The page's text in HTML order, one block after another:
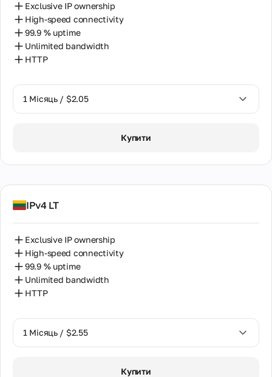
Exclusive IP ownership
High-speed connectivity
99.9 % uptime
Unlimited bandwidth
HTTP
1 Місяць / $2.05
Купити
IPv4 LT
Exclusive IP ownership
High-speed connectivity
99.9 % uptime
Unlimited bandwidth
HTTP
1 Місяць / $2.55
Купити